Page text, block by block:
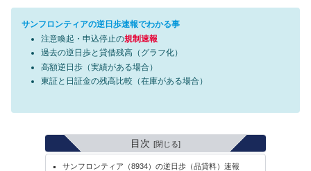
サンフロンティアの逆日歩速報でわかる事
注意喚起・申込停止の規制速報
過去の逆日歩と貸借残高（グラフ化）
高額逆日歩（実績がある場合）
東証と日証金の残高比較（在庫がある場合）
目次
サンフロンティア（8934）の逆日歩（品貸料）速報